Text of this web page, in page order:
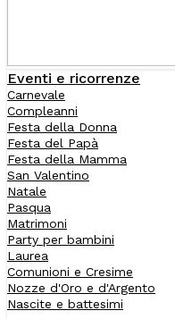
Eventi e ricorrenze
Carnevale
Compleanni
Festa della Donna
Festa del Papà
Festa della Mamma
San Valentino
Natale
Pasqua
Matrimoni
Party per bambini
Laurea
Comunioni e Cresime
Nozze d'Oro e d'Argento
Nascite e battesimi